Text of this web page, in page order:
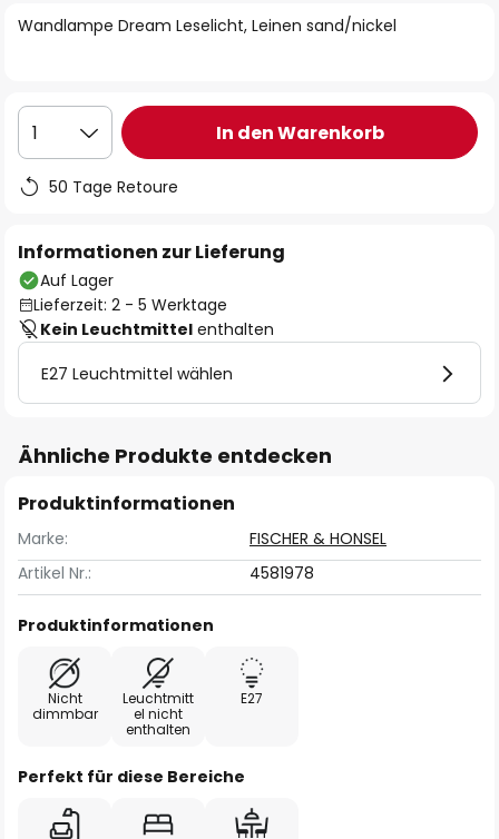
Wandlampe Dream Leselicht, Leinen sand/nickel
1 In den Warenkorb
50 Tage Retoure
Informationen zur Lieferung
Auf Lager
Lieferzeit: 2 - 5 Werktage
Kein Leuchtmittel enthalten
E27 Leuchtmittel wählen
Ähnliche Produkte entdecken
Produktinformationen
Marke:
FISCHER & HONSEL
Artikel Nr.:
4581978
Produktinformationen
Nicht
dimmbar
Leuchtmitt
el nicht
enthalten
E27
Perfekt für diese Bereiche